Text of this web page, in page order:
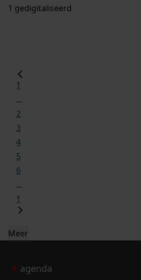
1 gedigitaliseerd
1
...
2
3
4
5
6
...
1
Meer
agenda